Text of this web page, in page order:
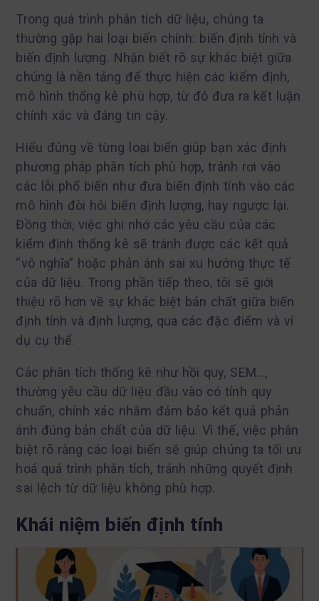
Trong quá trình phân tích dữ liệu, chúng ta
thường gặp hai loại biến chính: biến định tính và
biến định lượng. Nhận biết rõ sự khác biệt giữa
chúng là nền tảng để thực hiện các kiểm định,
mô hình thống kê phù hợp, từ đó đưa ra kết luận
chính xác và đáng tin cậy.
Hiểu đúng về từng loại biến giúp bạn xác định
phương pháp phân tích phù hợp, tránh rơi vào
các lỗi phổ biến như đưa biến định tính vào các
mô hình đòi hỏi biến định lượng, hay ngược lại.
Đồng thời, việc ghi nhớ các yêu cầu của các
kiểm định thống kê sẽ tránh được các kết quả
“vô nghĩa” hoặc phản ánh sai xu hướng thực tế
của dữ liệu. Trong phần tiếp theo, tôi sẽ giới
thiệu rõ hơn về sự khác biệt bản chất giữa biến
định tính và định lượng, qua các đặc điểm và ví
dụ cụ thể.
Các phân tích thống kê như hồi quy, SEM…,
thường yêu cầu dữ liệu đầu vào có tính quy
chuẩn, chính xác nhằm đảm bảo kết quả phản
ánh đúng bản chất của dữ liệu. Vì thế, việc phân
biệt rõ ràng các loại biến sẽ giúp chúng ta tối ưu
hoá quá trình phân tích, tránh những quyết định
sai lệch từ dữ liệu không phù hợp.
Khái niệm biến định tính